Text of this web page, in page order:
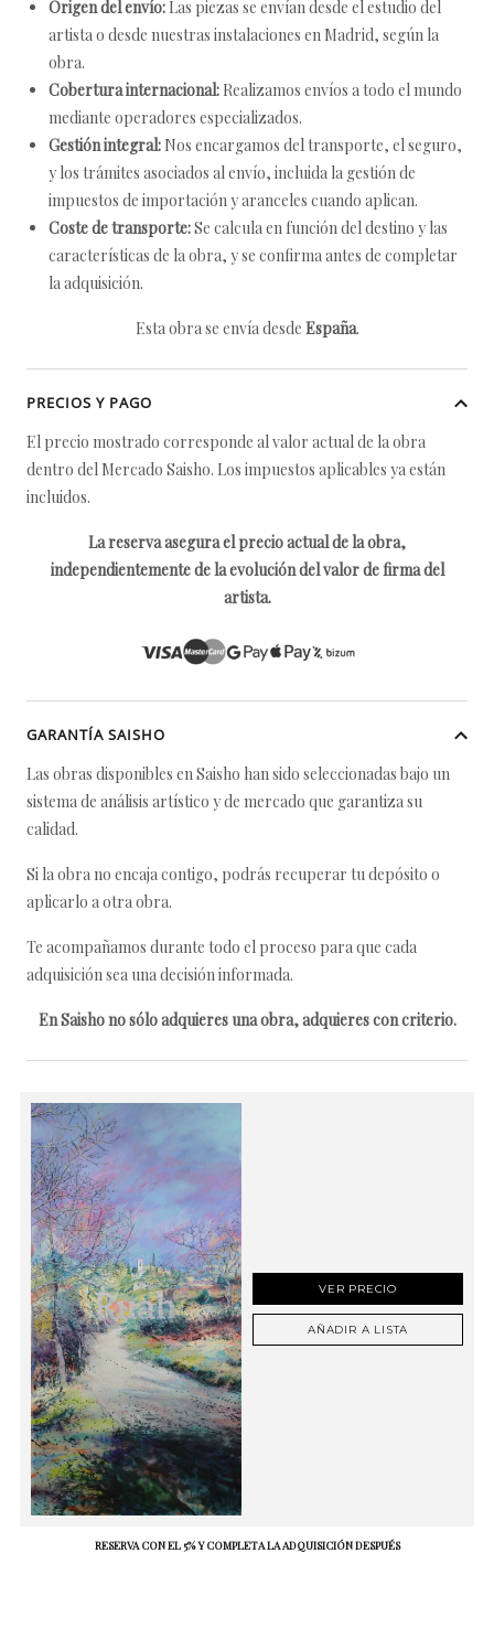
Origen del envío: Las piezas se envían desde el estudio del
artista o desde nuestras instalaciones en Madrid, según la
obra.
Cobertura internacional: Realizamos envíos a todo el mundo
mediante operadores especializados.
Gestión integral: Nos encargamos del transporte, el seguro,
y los trámites asociados al envío, incluida la gestión de
impuestos de importación y aranceles cuando aplican.
Coste de transporte:Se calcula en función del destino y las
características de la obra, y se confirma antes de completar
la adquisición.
Esta obra se envía desde España.
PRECIOS Y PAGO
El precio mostrado corresponde al valor actual de la obra
dentro del Mercado Saisho. Los impuestos aplicables ya están
incluidos.
La reserva asegura el precio actual de la obra,
independientemente de la evolución del valor de firma del
artista.
GARANTÍA SAISHO
Las obras disponibles en Saisho han sido seleccionadas bajo un
sistema de análisis artístico y de mercado que garantiza su
calidad.
Si la obra no encaja contigo, podrás recuperar tu depósito o
aplicarlo a otra obra.
Te acompañamos durante todo el proceso para que cada
adquisición sea una decisión informada.
En Saisho no sólo adquieres una obra, adquieres con criterio.
VER PRECIO
AÑADIR A LISTA
RESERVA CON EL 5% Y COMPLETA LA ADQUISICIÓN DESPUÉS